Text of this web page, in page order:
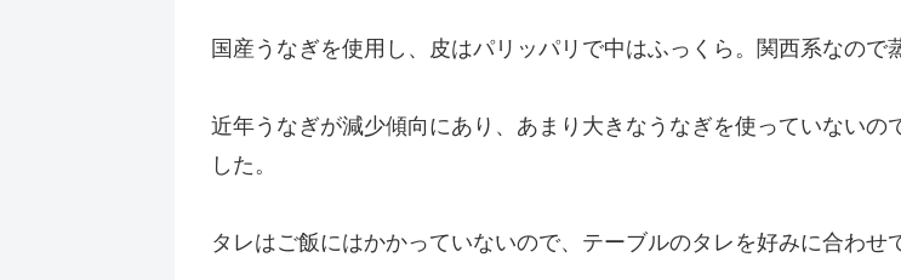
国産うなぎを使用し、皮はパリッパリで中はふっくら。関西系なので
近年うなぎが減少傾向にあり、あまり大きなうなぎを使っていない
した。
タレはご飯にはかかっていないので、テーブルのタレを好みに合わせ